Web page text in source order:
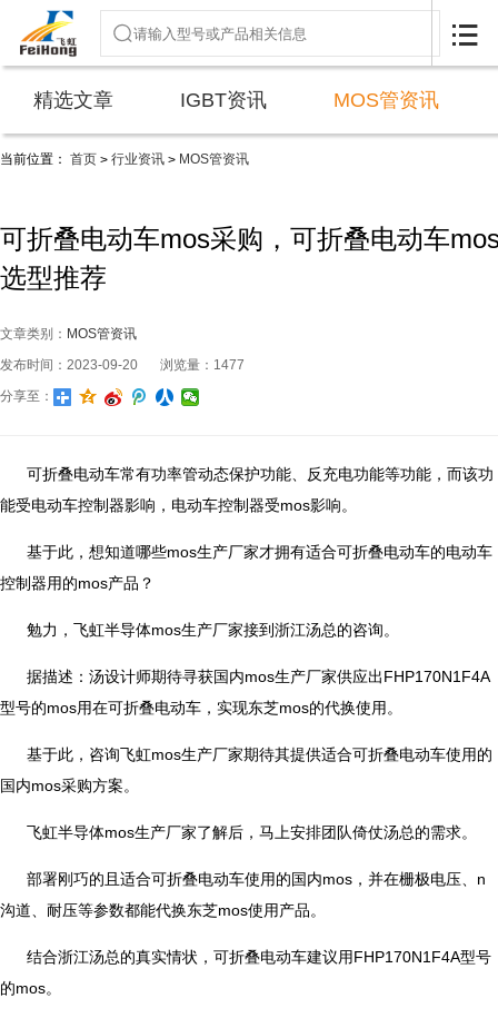

精选文章 IGBT资讯 MOS管资讯
当前位置： 首页 > 行业资讯 > MOS管资讯
可折叠电动车mos采购，可折叠电动车
选型推荐
文章类别： MOS管资讯
发布时间：2023-09-20
浏览量：1477
分享至：
可折叠电动车常有功率管动态保护功能、反充电功能等功能，而该功
能受电动车控制器影响，电动车控制器受mos影响。
基于此，想知道哪些mos生产厂家才拥有适合可折叠电动车的电动车
控制器用的mos产品？
勉力，飞虹半导体mos生产厂家接到浙江汤总的咨询。
据描述：汤设计师期待寻获国内mos生产厂家供应出FHP170N1F4A
型号的mos用在可折叠电动车，实现东芝mos的代换使用。
基于此，咨询飞虹mos生产厂家期待其提供适合可折叠电动车使用的
国内mos采购方案。
飞虹半导体mos生产厂家了解后，马上安排团队倚仗汤总的需求。
部署刚巧的且适合可折叠电动车使用的国内mos，并在栅极电压、n
沟道、耐压等参数都能代换东芝mos使用产品。
结合浙江汤总的真实情状，可折叠电动车建议用FHP170N1F4A型号
的mos。